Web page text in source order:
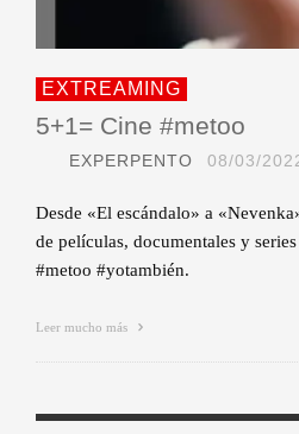
EXTREAMING
5+1= Cine #metoo
EXPERPENTO 08/03/
Desde «El escándalo» a
de películas, documentales y
#metoo #yotambién.
Leer mucho más